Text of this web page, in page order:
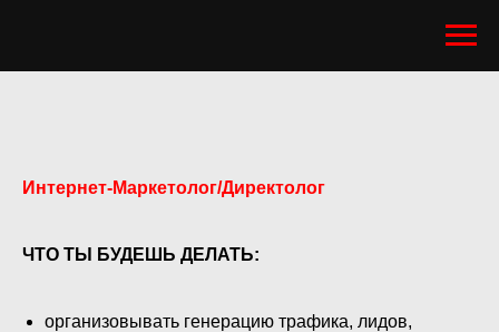
Интернет-Маркетолог/Директолог
ЧТО ТЫ БУДЕШЬ ДЕЛАТЬ:
организовывать генерацию трафика, лидов,